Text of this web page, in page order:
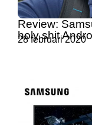
Review:
holy shit
28 februari 2020